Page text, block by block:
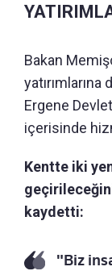
Bakan
Ergene
içerisinde
Kentte iki
kaydetti:
"Biz